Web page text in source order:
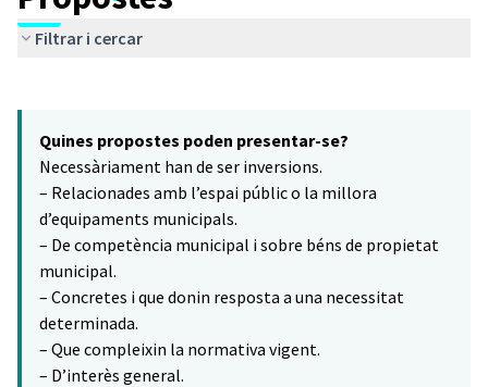
Filtrar i cercar
−
Quines propostes poden presentar-se?
Necessàriament han de ser inversions.
– Relacionades amb l’espai públic o la millora
d’equipaments municipals.
– De competència municipal i sobre béns de propietat
municipal.
– Concretes i que donin resposta a una necessitat
determinada.
– Que compleixin la normativa vigent.
– D’interès general.